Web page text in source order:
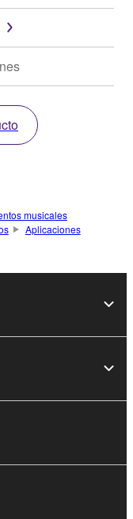
musicales
Aplicaciones